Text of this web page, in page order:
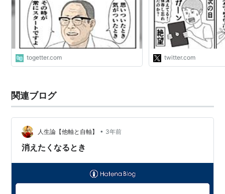
togetter.com
元」先生のエピソード
https://t.co/
twitter.com
関連ブログ
人生論【他軸と自軸】 • 3年前
消えたくなるとき